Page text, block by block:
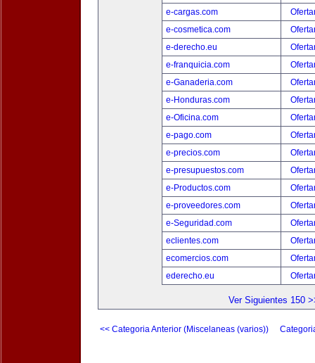
e-cargas.com
e-cosmetica.com
e-derecho.eu
e-franquicia.com
e-Ganaderia.com
e-Honduras.com
e-Oficina.com
e-pago.com
e-precios.com
e-presupuestos.com
e-Productos.com
e-proveedores.com
e-Seguridad.com
eclientes.com
ecomercios.com
ederecho.eu
Ver Siguientes 150
<< Categoria Anterior (Miscelaneas (varios))